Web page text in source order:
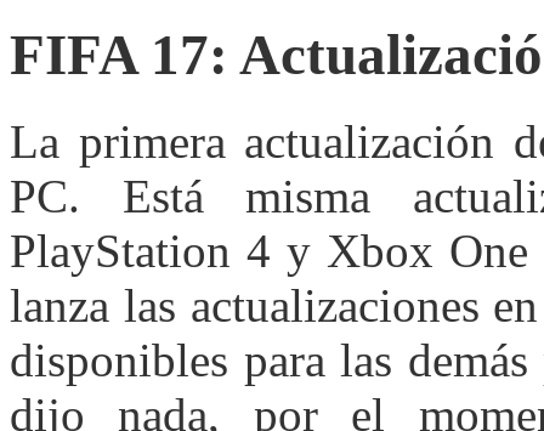
FIFA 17:
La primera actualización
PC. Está misma
PlayStation 4 y Xbox
lanza las actualizaciones
disponibles para las
dijo nada, por el